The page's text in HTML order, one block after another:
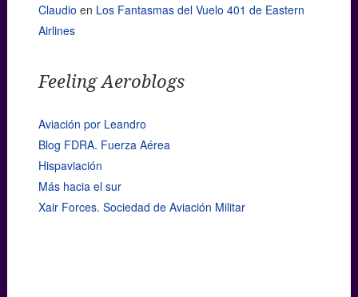
Claudio en Los Fantasmas del Vuelo 401 de Eastern
Airlines
Feeling Aeroblogs
Aviación por Leandro
Blog FDRA. Fuerza Aérea
Hispaviación
Más hacia el sur
Xair Forces. Sociedad de Aviación Militar